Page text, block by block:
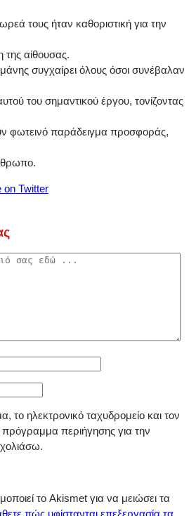
τους ήταν καθοριστική για την
της αίθουσας.
συγχαίρει όλους όσοι συνέβαλαν
του σημαντικού έργου, τονίζοντας
φωτεινό παράδειγμα προσφοράς,
on Twitter
το ηλεκτρονικό ταχυδρομείο και τον
πρόγραμμα περιήγησης για την
το Akismet για να μειώσει τα